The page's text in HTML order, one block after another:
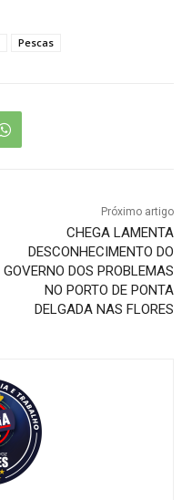
Pescas
Próximo artigo
CHEGA LAMENTA
DESCONHECIMENTO DO
GOVERNO DOS PROBLEMAS
NO PORTO DE PONTA
DELGADA NAS FLORES